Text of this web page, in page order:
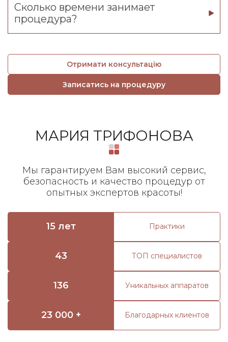
Сколько времени занимает
процедура?
Отримати консультацію
Записатись на процедуру
МАРИЯ ТРИФОНОВА
Мы гарантируем Вам высокий сервис,
безопасность и качество процедур от
опытных экспертов красоты!
15 лет Практики
43 ТОП специалистов
136 Уникальных аппаратов
23 000 + Благодарных клиентов